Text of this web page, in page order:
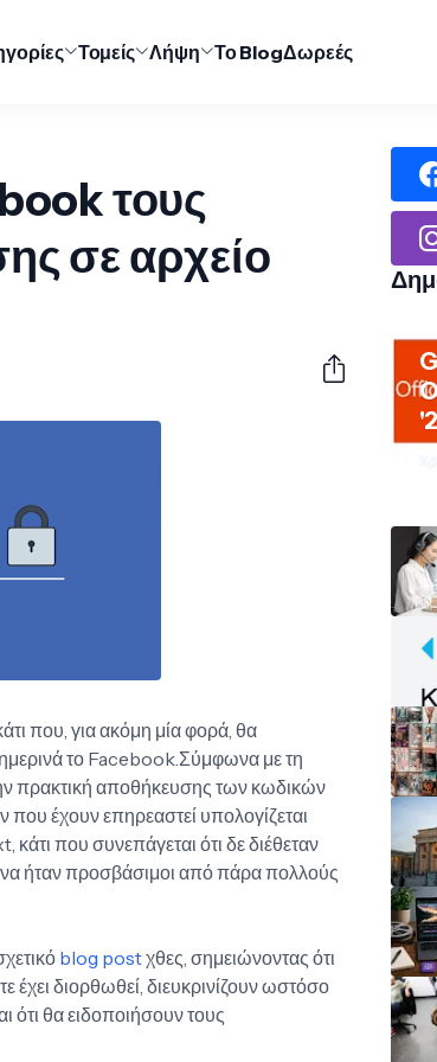
Τομείς Λήψη Το BlogΔωρεές
τους
σε αρχείο
που, για ακόμη μία φορά, θα
το Facebook.Σύμφωνα με τη
πρακτική αποθήκευσης των κωδικών
έχουν επηρεαστεί υπολογίζεται
που συνεπάγεται ότι δε διέθεταν
ήταν προσβάσιμοι από πάρα πολλούς
blog postχθες, σημειώνοντας ότι
έχει διορθωθεί, διευκρινίζουν ωστόσο
ότι θα ειδοποιήσουν τους